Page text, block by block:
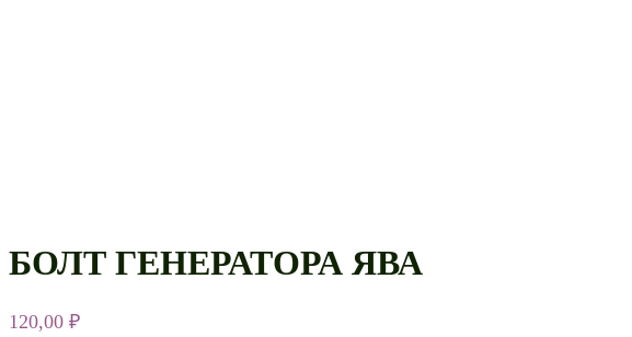
БОЛТ ГЕНЕРАТОРА ЯВА
120,00 ₽